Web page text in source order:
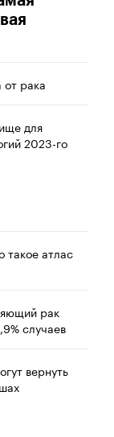
от рака
для
2023-го
такое атлас
рак
случаев
вернуть